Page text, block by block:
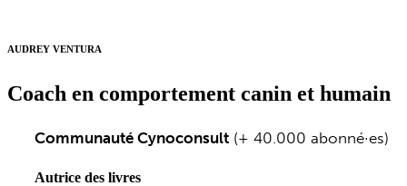
AUDREY VENTURA
Coach en comportement canin et humain
Communauté Cynoconsult (+ 40.000 abonné·es)
Autrice des livres